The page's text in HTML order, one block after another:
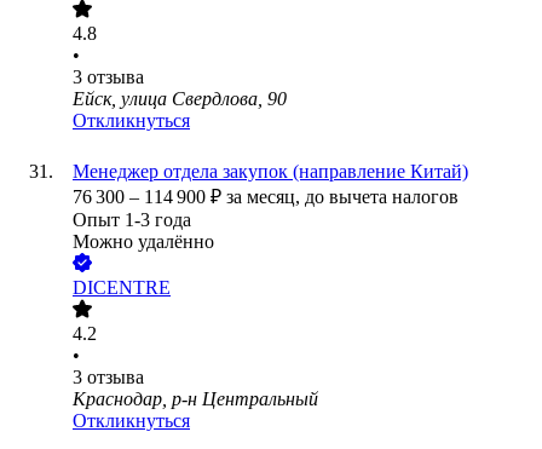
4.8
•
3 отзыва
Ейск, улица Свердлова, 90
Откликнуться
Менеджер отдела закупок (направление Китай)
76 300 – 114 900 ₽ за месяц, до вычета налогов
Опыт 1-3 года
Можно удалённо
DICENTRE
4.2
•
3 отзыва
Краснодар, р-н Центральный
Откликнуться